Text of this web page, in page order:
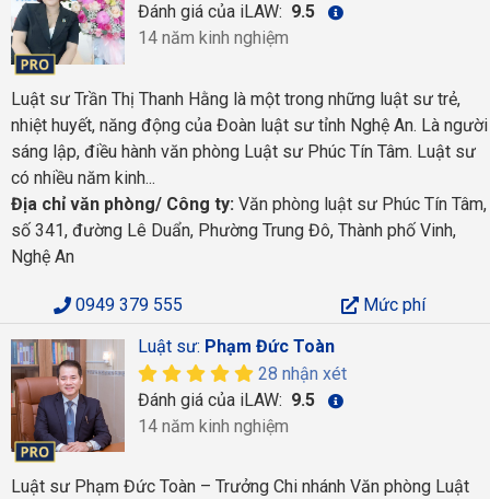
Đánh giá của iLAW: 9.5
14 năm kinh nghiệm
Luật sư Trần Thị Thanh Hằng là một trong những luật sư trẻ,
nhiệt huyết, năng động của Đoàn luật sư tỉnh Nghệ An. Là người
sáng lập, điều hành văn phòng Luật sư Phúc Tín Tâm. Luật sư
có nhiều năm kinh...
Địa chỉ văn phòng/ Công ty: Văn phòng luật sư Phúc Tín Tâm,
số 341, đường Lê Duẩn, Phường Trung Đô, Thành phố Vinh,
Nghệ An
0949 379 555
Mức phí
Luật sư: Phạm Đức Toàn
28 nhận xét
Đánh giá của iLAW: 9.5
14 năm kinh nghiệm
Luật sư Phạm Đức Toàn – Trưởng Chi nhánh Văn phòng Luật